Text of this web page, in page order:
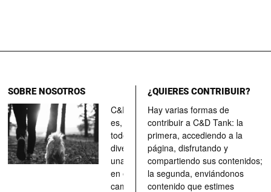
SOBRE NOSOTROS
C&D Tank
es, ante
todo, un
divertimento,
una parada
en el
camino, una
¿QUIERES CONTRIBUIR?
Hay varias formas de
contribuir a C&D Tank: la
primera, accediendo a la
página, disfrutando y
compartiendo sus contenidos;
la segunda, enviándonos
contenido que estimes